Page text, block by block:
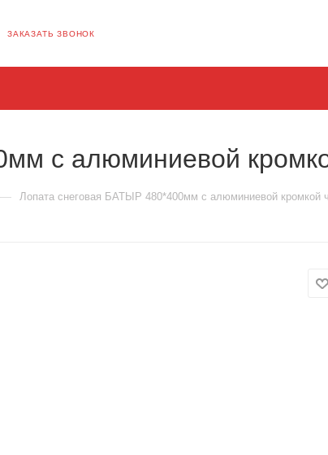
ЗАКАЗАТЬ ЗВОНОК
с алюминиевой
— Лопата снеговая БАТЫР 480*400мм с алюминиевой кромкой